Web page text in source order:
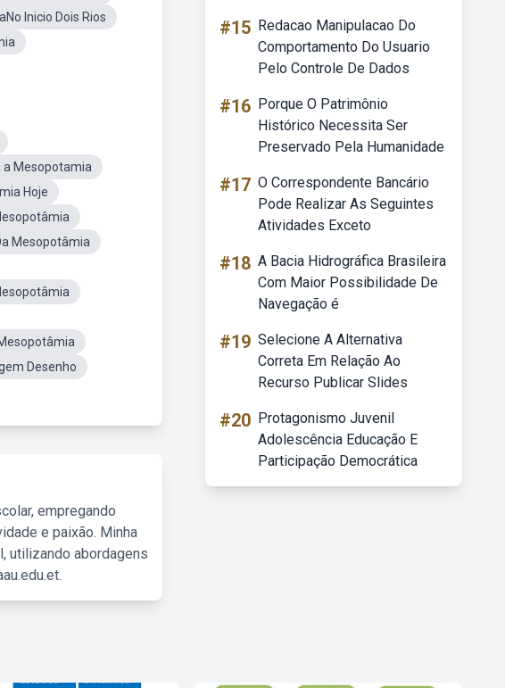
Inicio Dois Rios
a Mesopotamia
Hoje
Mesopotâmia
Desenho
empregando
e paixão. Minha
utilizando abordagens
#15 Redacao Manipulacao Do
Comportamento Do Usuario
Pelo Controle De Dados
#16 Porque O Patrimônio
Histórico Necessita Ser
Preservado Pela Humanidade
#17 O Correspondente Bancário
Pode Realizar As Seguintes
Atividades Exceto
#18 A Bacia Hidrográfica Brasileira
Com Maior Possibilidade De
Navegação é
#19 Selecione A Alternativa
Correta Em Relação Ao
Recurso Publicar Slides
#20 Protagonismo Juvenil
Adolescência Educação E
Participação Democrática